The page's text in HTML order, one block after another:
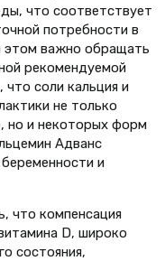
что соответствует
потребности в
этом важно обращать
рекомендуемой
соли кальция и
не только
но и некоторых форм
Адванс
и
что компенсация
D, широко
состояния,